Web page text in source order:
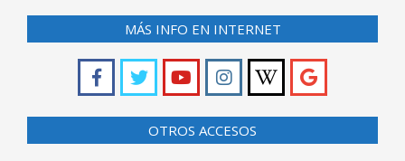
MÁS INFO EN INTERNET
OTROS ACCESOS